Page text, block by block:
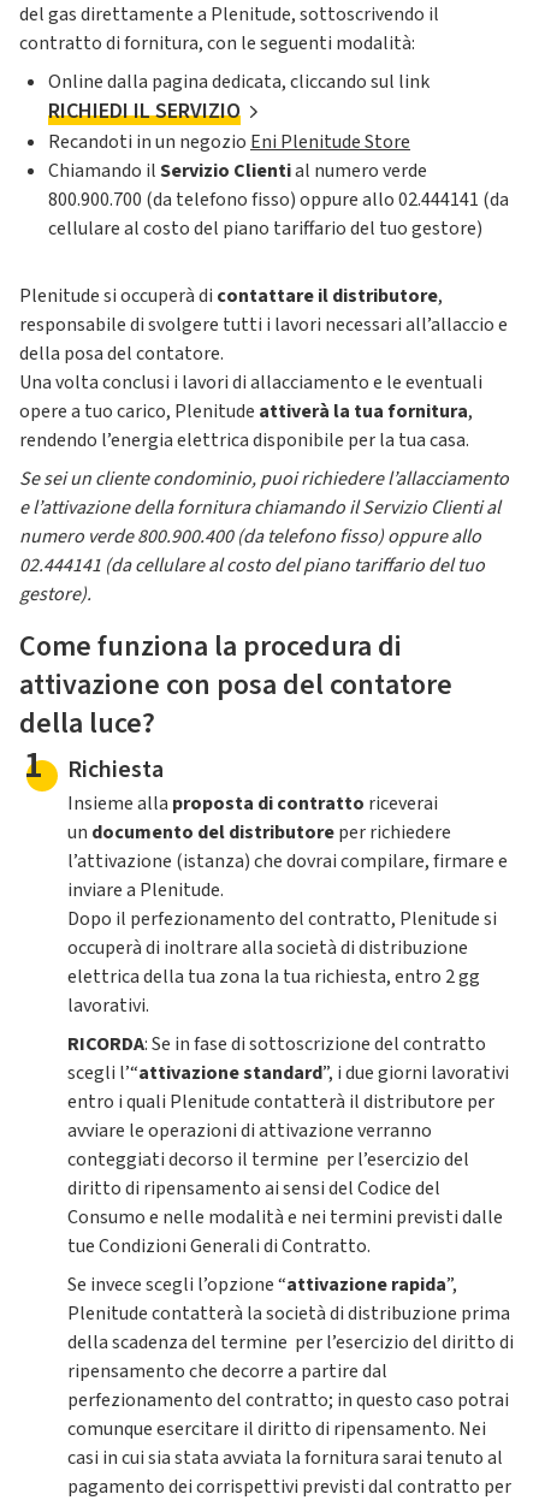
del gas direttamente a Plenitude, sottoscrivendo il
contratto di fornitura, con le seguenti modalità:
Online dalla pagina dedicata, cliccando sul link
RICHIEDI IL SERVIZIO
Recandoti in un negozio Eni Plenitude Store
Chiamando ilServizio Cliential numero verde
800.900.700 (da telefono fisso) oppure allo 02.444141 (da
cellulare al costo del piano tariffario del tuo gestore)
Plenitude si occuperà di contattare il distributore,
responsabile di svolgere tutti i lavori necessari all’allaccio e
della posa del contatore.
Una volta conclusi i lavori di allacciamento e le eventuali
opere a tuo carico, Plenitude attiverà la tua fornitura,
rendendo l’energia elettrica disponibile per la tua casa.
Se sei un cliente condominio, puoi richiedere l’allacciamento
e l’attivazione della fornitura chiamando il Servizio Clienti al
numero verde 800.900.400 (da telefono fisso) oppure allo
02.444141 (da cellulare al costo del piano tariffario del tuo
gestore).
Come funziona la procedura di
attivazione con posa del contatore
della luce?
1 Richiesta
Insieme alla proposta di contratto riceverai
un documento del distributoreper richiedere
l’attivazione (istanza) che dovrai compilare, firmare e
inviare a Plenitude.
Dopo il perfezionamento del contratto, Plenitude si
occuperà di inoltrare alla società di distribuzione
elettrica della tua zona la tua richiesta, entro 2 gg
lavorativi.
RICORDA: Se in fase di sottoscrizione del contratto
scegli l’“attivazione standard”, i due giorni lavorativi
entro i quali Plenitude contatterà il distributore per
avviare le operazioni di attivazione verranno
conteggiati decorso il termine per l’esercizio del
diritto di ripensamento ai sensi del Codice del
Consumo e nelle modalità e nei termini previsti dalle
tue Condizioni Generali di Contratto.
Se invece scegli l’opzione “attivazione rapida”,
Plenitude contatterà la società di distribuzione prima
della scadenza del termine per l’esercizio del diritto di
ripensamento che decorre a partire dal
perfezionamento del contratto; in questo caso potrai
comunque esercitare il diritto di ripensamento. Nei
casi in cui sia stata avviata la fornitura sarai tenuto al
pagamento dei corrispettivi previsti dal contratto per